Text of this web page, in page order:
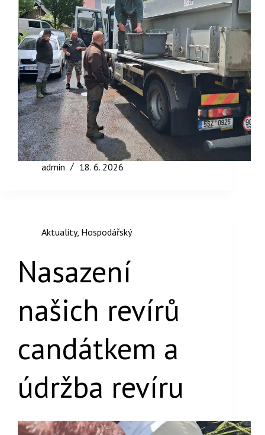
admin 18. 6. 2026
Aktuality, Hospodářský
Nasazení
našich revírů
candátkem a
údržba revíru